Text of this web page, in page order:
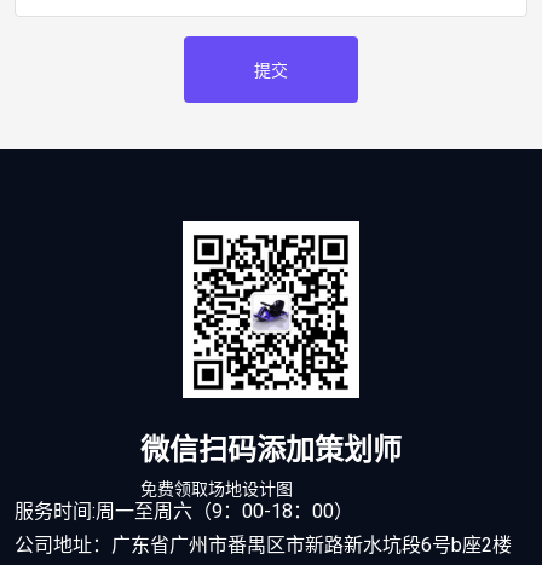
提交
微信扫码添加策划师
免费领取场地设计图
服务时间:周一至周六（9：00-18：00）
公司地址：广东省广州市番禺区市新路新水坑段6号b座2楼